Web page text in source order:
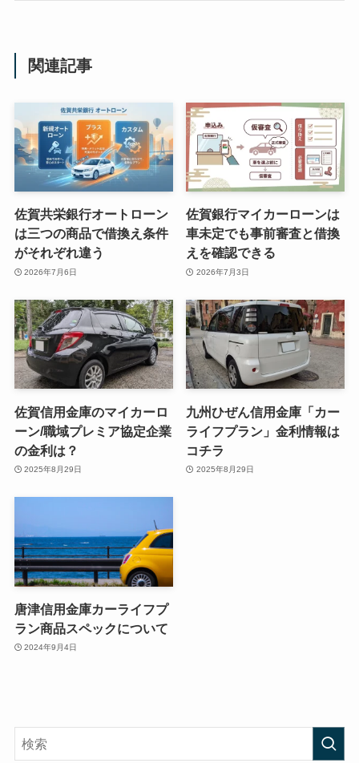
関連記事
佐賀共栄銀行オートローン
は三つの商品で借換え条件
がそれぞれ違う
2026年7月6日
佐賀銀行マイカーローンは
車未定でも事前審査と借換
えを確認できる
2026年7月3日
佐賀信用金庫のマイカーロ
ーン/職域プレミア協定企業
の金利は？
2025年8月29日
九州ひぜん信用金庫「カー
ライフプラン」金利情報は
コチラ
2025年8月29日
唐津信用金庫カーライフプ
ラン商品スペックについて
2024年9月4日